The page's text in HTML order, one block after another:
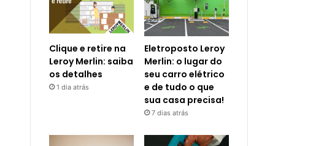
Clique e retire na
Leroy Merlin: saiba
os detalhes
1 dia atrás
Eletroposto Leroy
Merlin: o lugar do
seu carro elétrico
e de tudo o que
sua casa precisa!
7 dias atrás